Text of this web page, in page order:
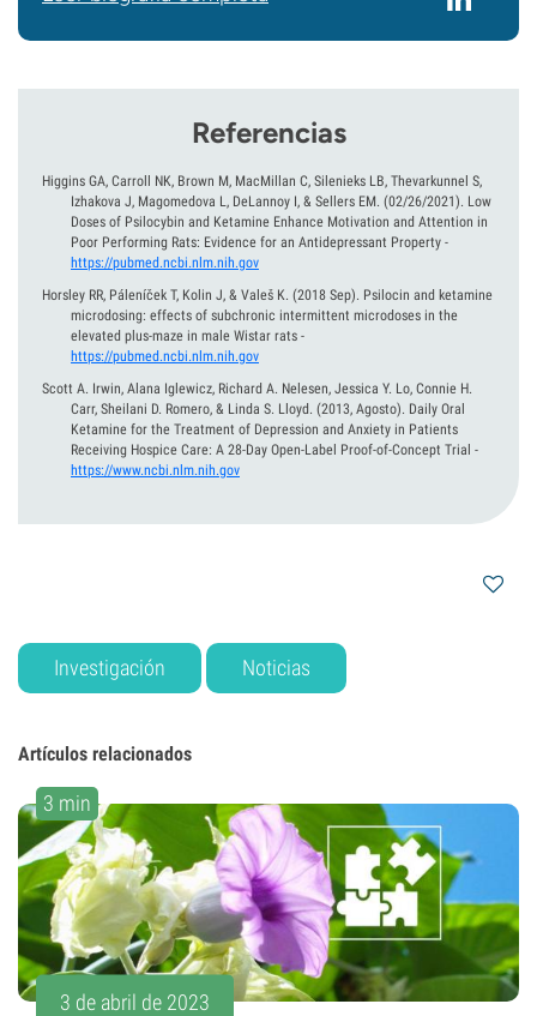
Referencias
Higgins GA, Carroll NK, Brown M, MacMillan C, Silenieks LB, Thevarkunnel S,
Izhakova J, Magomedova L, DeLannoy I, & Sellers EM. (02/26/2021). Low
Doses of Psilocybin and Ketamine Enhance Motivation and Attention in
Poor Performing Rats: Evidence for an Antidepressant Property -
https://pubmed.ncbi.nlm.nih.gov
Horsley RR, Páleníček T, Kolin J, & Valeš K. (2018 Sep). Psilocin and ketamine
microdosing: effects of subchronic intermittent microdoses in the
elevated plus-maze in male Wistar rats -
https://pubmed.ncbi.nlm.nih.gov
Scott A. Irwin, Alana Iglewicz, Richard A. Nelesen, Jessica Y. Lo, Connie H.
Carr, Sheilani D. Romero, & Linda S. Lloyd. (2013, Agosto). Daily Oral
Ketamine for the Treatment of Depression and Anxiety in Patients
Receiving Hospice Care: A 28-Day Open-Label Proof-of-Concept Trial -
https://www.ncbi.nlm.nih.gov
Investigación Noticias
Artículos relacionados
3 min
3 de abril de 2023